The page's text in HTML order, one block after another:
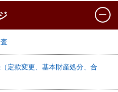
定款変更、基本財産処分、合